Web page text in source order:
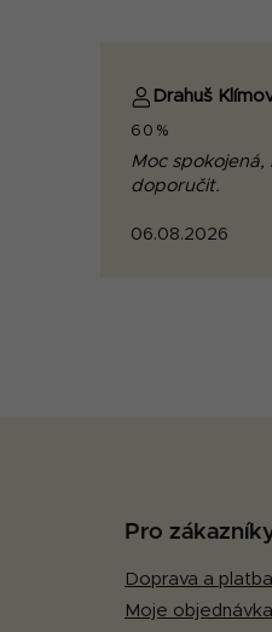
Drahuš
60%
Moc spokojená,
doporučit.
06.08.2026
Pro
Doprava a platba
Moje objednávka